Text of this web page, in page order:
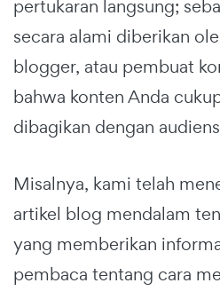
pertukaran langsung;
secara alami diberikan
blogger, atau pembuat
bahwa konten Anda
dibagikan dengan
Misalnya, kami telah
artikel blog mendalam
yang memberikan
pembaca tentang cara